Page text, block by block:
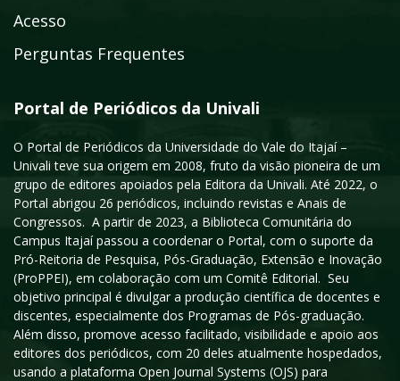
Acesso
Perguntas Frequentes
Portal de Periódicos da Univali
O Portal de Periódicos da Universidade do Vale do Itajaí –
Univali teve sua origem em 2008, fruto da visão pioneira de um
grupo de editores apoiados pela Editora da Univali. Até 2022, o
Portal abrigou 26 periódicos, incluindo revistas e Anais de
Congressos. A partir de 2023, a Biblioteca Comunitária do
Campus Itajaí passou a coordenar o Portal, com o suporte da
Pró-Reitoria de Pesquisa, Pós-Graduação, Extensão e Inovação
(ProPPEI), em colaboração com um Comitê Editorial. Seu
objetivo principal é divulgar a produção científica de docentes e
discentes, especialmente dos Programas de Pós-graduação.
Além disso, promove acesso facilitado, visibilidade e apoio aos
editores dos periódicos, com 20 deles atualmente hospedados,
usando a plataforma Open Journal Systems (OJS) para